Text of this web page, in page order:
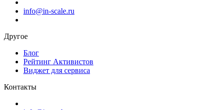
info@in-scale.ru
Другое
Блог
Рейтинг Активистов
Виджет для сервиса
Контакты